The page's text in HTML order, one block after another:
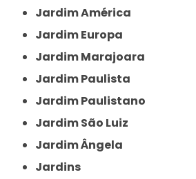
Jardim América
Jardim Europa
Jardim Marajoara
Jardim Paulista
Jardim Paulistano
Jardim São Luiz
Jardim Ângela
Jardins